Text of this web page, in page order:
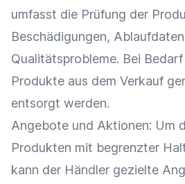
umfasst die Prüfung der
Beschädigungen,
Qualitätsprobleme. Bei
Produkte aus dem Verkauf
entsorgt werden.
Angebote und Aktionen: Um
Produkten mit begrenzter
kann der Händler gezielte